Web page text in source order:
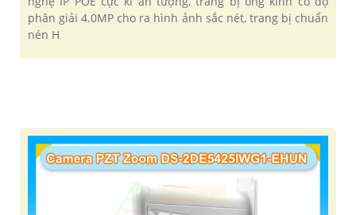
phân giải 4.0MP cho ra hình ảnh sắc nét, trang bị chuẩn
nén H